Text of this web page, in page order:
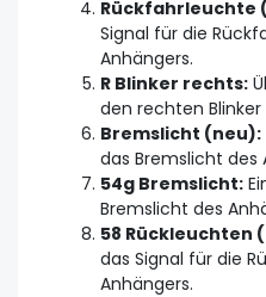
Rückfahrleuchte
Signal für die
Anhängers.
R Blinker rechts:
den rechten Blinker
Bremslicht (neu):
das Bremslicht des
54g Bremslicht:
Bremslicht des
58 Rückleuchten
das Signal für die
Anhängers.